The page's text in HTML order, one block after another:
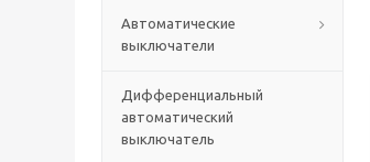
Автоматические
выключатели
Дифференциальный
автоматический
выключатель